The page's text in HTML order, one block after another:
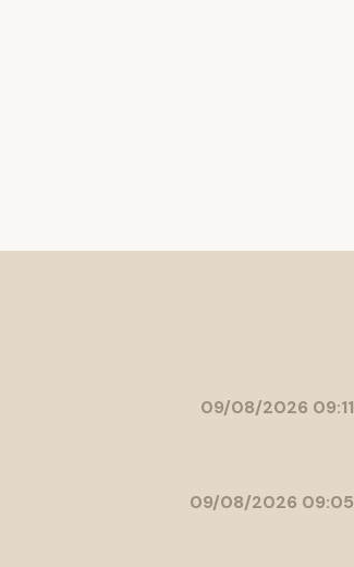
09/08/2026 09:11
09/08/2026 09:05